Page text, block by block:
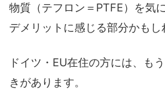
物質（テフロン＝PTFE）を気
デメリットに感じる部分かもし
ドイツ・EU在住の方には、も
きがあります。